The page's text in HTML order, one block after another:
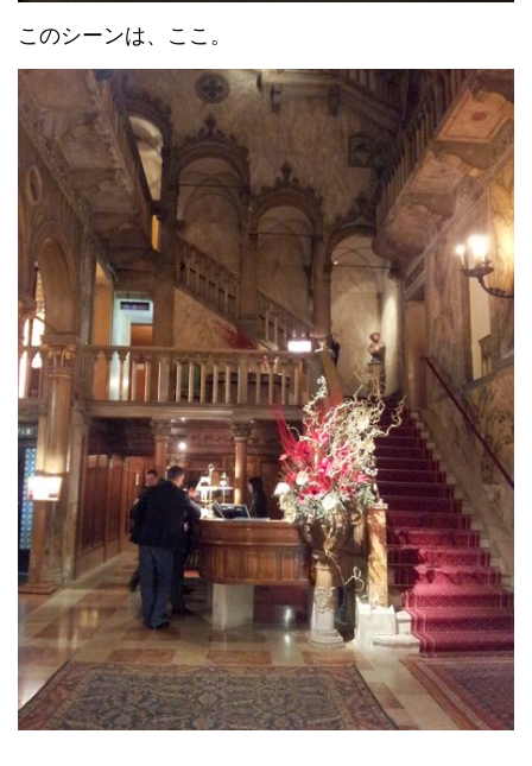
このシーンは、ここ。